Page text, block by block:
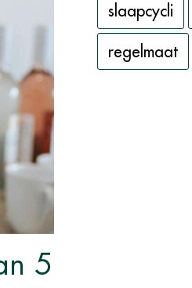
5
slaapcycli
regelmaat